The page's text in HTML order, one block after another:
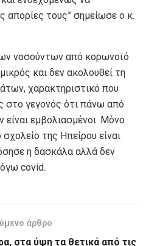
απορίες τους” σημείωσε ο κ.
νοσούντων από κορωνοϊό
και δεν ακολουθεί τη
χαρακτηριστικό που
γεγονός ότι πάνω από
εμβολιασμένοι. Μόνο
της Ηπείρου είναι
η δασκάλα αλλά δεν
covid.
άρθρο
στα ύψη τα θετικά από τις